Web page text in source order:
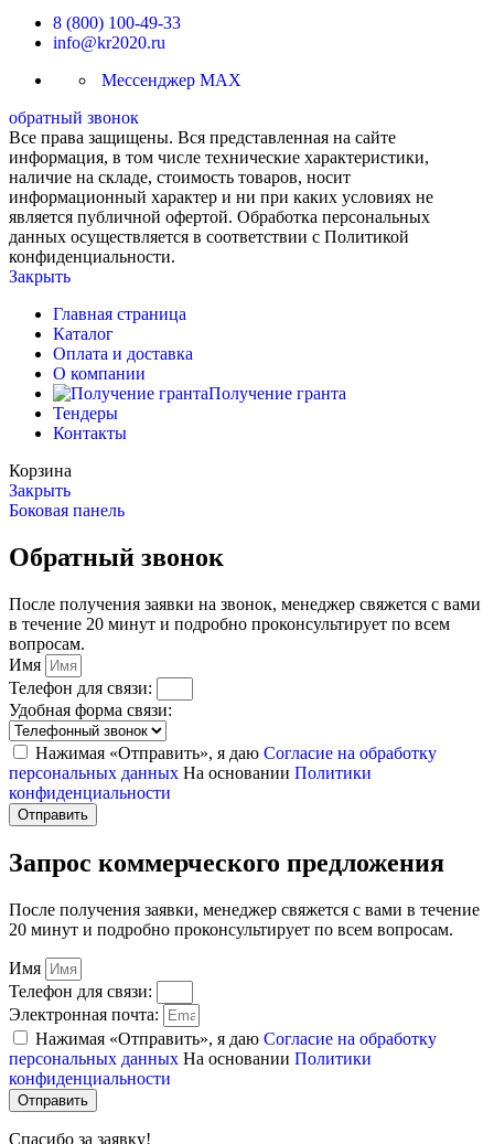
8 (800) 100-49-33
info@kr2020.ru
Мессенджер MAX
обратный звонок
Все права защищены. Вся представленная на сайте
информация, в том числе технические характеристики,
наличие на складе, стоимость товаров, носит
информационный характер и ни при каких условиях не
является публичной офертой. Обработка персональных
данных осуществляется в соответствии с Политикой
конфиденциальности.
Закрыть
Главная страница
Каталог
Оплата и доставка
О компании
Получение гранта
Тендеры
Контакты
Корзина
Закрыть
Боковая панель
Обратный звонок
После получения заявки на звонок, менеджер свяжется с вами
в течение 20 минут и подробно проконсультирует по всем
вопросам.
Имя
Телефон для связи:
Удобная форма связи:
Нажимая «Отправить», я даю Согласие на обработку
персональных данных На основании Политики
конфиденциальности
Отправить
Запрос коммерческого предложения
После получения заявки, менеджер свяжется с вами в течение
20 минут и подробно проконсультирует по всем вопросам.
Имя
Телефон для связи:
Электронная почта:
Нажимая «Отправить», я даю Согласие на обработку
персональных данных На основании Политики
конфиденциальности
Отправить
Спасибо за заявку!